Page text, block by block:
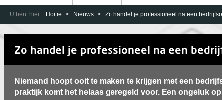
U bent hier: Home Nieuws Zo handel je professioneel na een
Zo handel je professioneel na een
Niemand hoopt ooit te maken te krijgen met een
praktijk komt het helaas geregeld voor. Een ongeluk